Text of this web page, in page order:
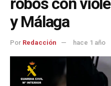
y Málaga
Por Redacción hace 1 año